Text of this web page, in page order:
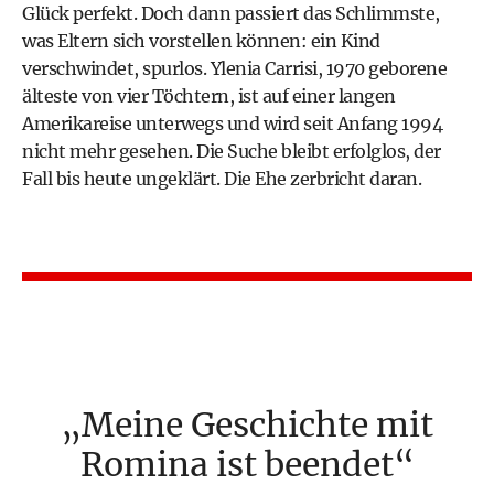
Glück perfekt. Doch dann passiert das Schlimmste,
was Eltern sich vorstellen können: ein Kind
verschwindet, spurlos. Ylenia Carrisi, 1970 geborene
älteste von vier Töchtern, ist auf einer langen
Amerikareise unterwegs und wird seit Anfang 1994
nicht mehr gesehen. Die Suche bleibt erfolglos, der
Fall bis heute ungeklärt. Die Ehe zerbricht daran.
Meine Geschichte mit
Romina ist beendet